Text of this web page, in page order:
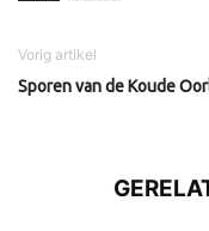
Vorig artikel
Sporen van de Koude